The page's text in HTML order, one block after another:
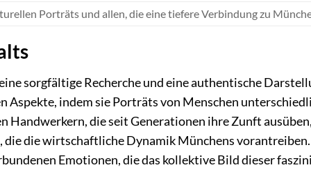
Porträts und allen, die eine tiefere Verbindung zu
sorgfältige Recherche und eine authentische
Aspekte, indem sie Porträts von Menschen
die seit Generationen ihre Zunft
die die wirtschaftliche Dynamik Münchens
Emotionen, die das kollektive Bild dieser